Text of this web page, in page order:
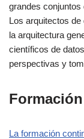
grandes conjuntos
Los arquitectos
la arquitectura
científicos de
perspectivas y
La formación